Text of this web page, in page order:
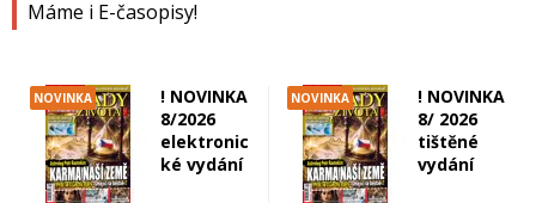
Máme i E-časopisy!
NOVINKA
! NOVINKA
8/2026
elektronic
ké vydání
NOVINKA
! NOVINKA
8/ 2026
tištěné
vydání